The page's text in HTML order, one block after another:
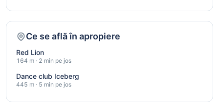
Ce se află în apropiere
Red Lion
164 m · 2 min pe jos
Dance club Iceberg
445 m · 5 min pe jos